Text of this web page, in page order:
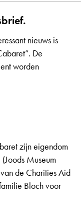
nieuws is
De
worden
zijn eigendom
Museum
de Charities Aid
Bloch voor